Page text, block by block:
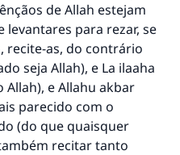
de Allah estejam
levantares para rezar, se
recite-as, do contrário
seja Allah), e La ilaaha
Allah), e Allahu akbar
parecido com o
(do que quaisquer
recitar tanto